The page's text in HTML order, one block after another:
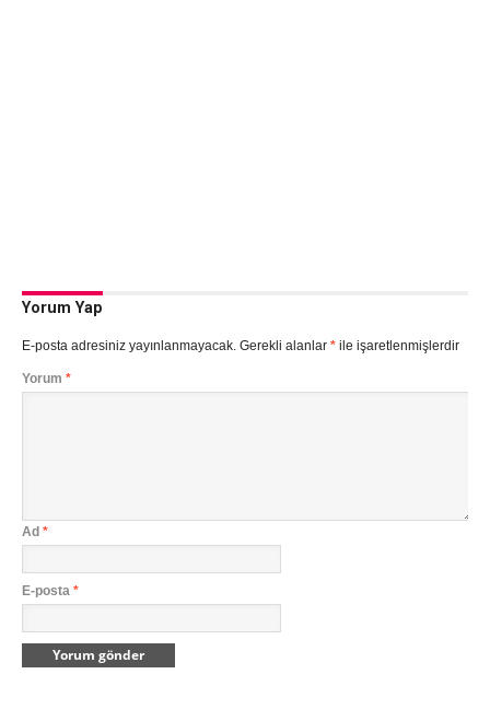
Yorum Yap
E-posta adresiniz yayınlanmayacak. Gerekli alanlar *ile işaretlenmişlerdir
Yorum *
Ad *
E-posta *